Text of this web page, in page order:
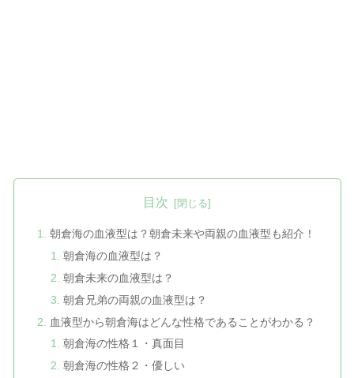
目次
朝倉海の血液型は？朝倉未来や両親の血液型も紹介！
朝倉海の血液型は？
朝倉未来の血液型は？
朝倉兄弟の両親の血液型は？
血液型から朝倉海はどんな性格であることがわかる？
朝倉海の性格１・真面目
朝倉海の性格２・優しい